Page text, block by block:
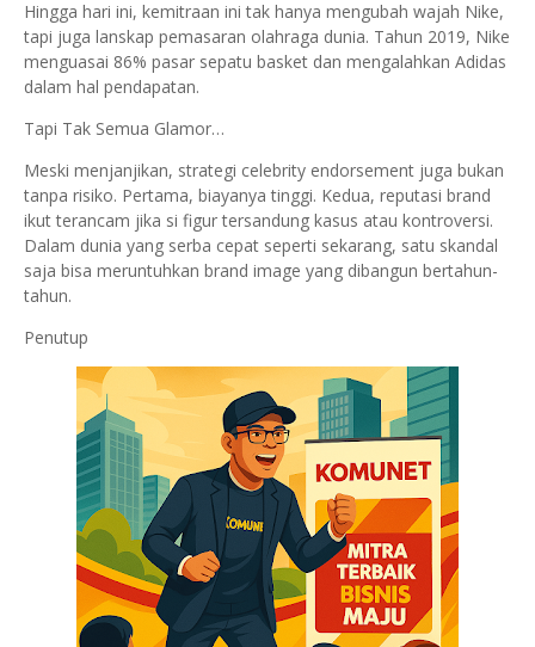
Hingga hari ini, kemitraan ini tak hanya mengubah wajah Nike,
tapi juga lanskap pemasaran olahraga dunia. Tahun 2019, Nike
menguasai 86% pasar sepatu basket dan mengalahkan Adidas
dalam hal pendapatan.
Tapi Tak Semua Glamor…
Meski menjanjikan, strategi celebrity endorsement juga bukan
tanpa risiko. Pertama, biayanya tinggi. Kedua, reputasi brand
ikut terancam jika si figur tersandung kasus atau kontroversi.
Dalam dunia yang serba cepat seperti sekarang, satu skandal
saja bisa meruntuhkan brand image yang dibangun bertahun-
tahun.
Penutup